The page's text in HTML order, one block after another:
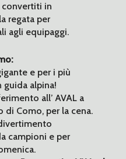
in
regata per
agli equipaggi.
e per i più
guida alpina!
all’ AVAL a
di Como, per la cena.
campioni e per